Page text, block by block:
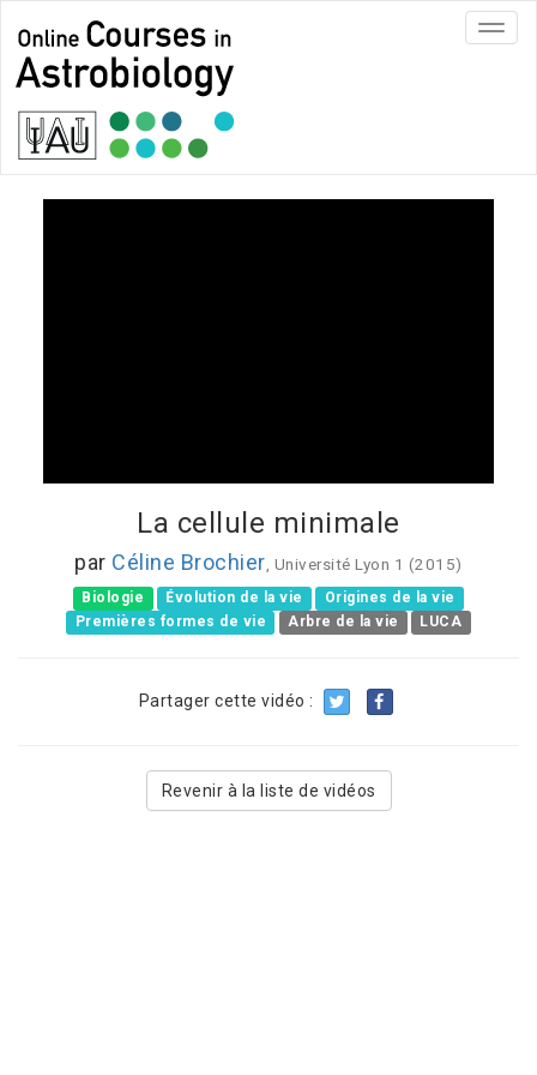
La cellule minimale
par Céline Brochier , Université Lyon 1 (2015)
Biologie Évolution de la vie
Origines de la vie
Premières formes de vie
Arbre de la vie LUCA
Partager cette vidéo :
Revenir à la liste de vidéos